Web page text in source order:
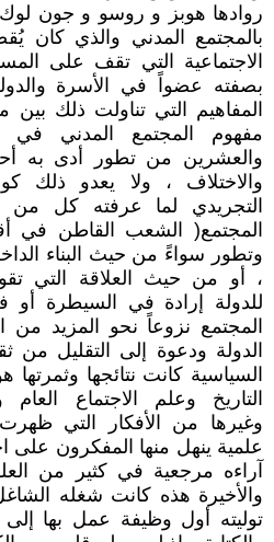
روادها هوبز و روسو و جون
بالمجتمع المدني والذي كان
الاجتماعية التي تقف على
بصفته عضواً في الأسرة
المفاهيم التي تناولت ذلك
مفهوم المجتمع المدني في
والعشرين من تطور أدى به
والاختلاف ، ولا يعدو ذلك
التجريدي لما عرفته كل من
المجتمع( الشعب القاطن في
وتطور سواءً من حيث البناء
، أو من حيث العلاقة التي
للدولة إرادة في السيطرة أو
المجتمع نزوعاً نحو المزيد من
الدولة ودعوة إلى التقليل من
السياسية كانت نتائجها
التاريخ وعلم الاجتماع
وغيرها من الأفكار التي
علمية ينهل منها المفكرون على
آراءه مرجعية في كثير من
والأخيرة هذه كانت شغله
توليته أول وظيفة عمل بها